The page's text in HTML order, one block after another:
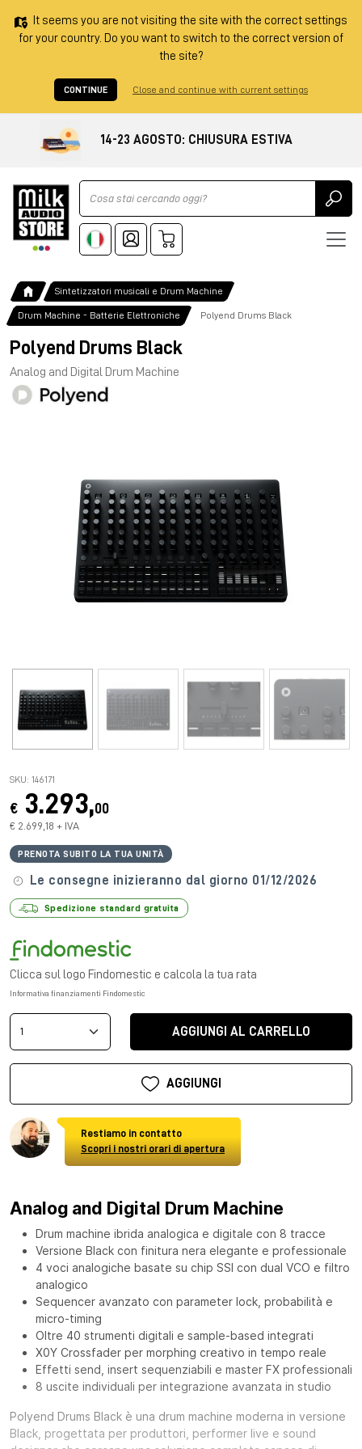
It seems you are not visiting the site with the correct settings
for your country. Do you want to switch to the correct version of
the site?
CONTINUE Close and continue with current settings
14-23 AGOSTO: CHIUSURA ESTIVA
Ricerca
Sintetizzatori musicali e Drum Machine
Drum Machine - Batterie Elettroniche Polyend Drums Black
Polyend Drums Black
Analog and Digital Drum Machine
SKU: 146171
€ 3.293,00
€ 2.699,18 + IVA
PRENOTA SUBITO LA TUA UNITÀ
Le consegne inizieranno dal giorno 01/12/2026
Spedizione standard gratuita
Clicca sul logo Findomestic e calcola la tua rata
Informativa finanziamenti Findomestic
AGGIUNGI AL CARRELLO
AGGIUNGI
Restiamo in contatto
Scopri i nostri orari di apertura
Analog and Digital Drum Machine
Drum machine ibrida analogica e digitale con 8 tracce
Versione Black con finitura nera elegante e professionale
4 voci analogiche basate su chip SSI con dual VCO e filtro
analogico
Sequencer avanzato con parameter lock, probabilità e
micro-timing
Oltre 40 strumenti digitali e sample-based integrati
X0Y Crossfader per morphing creativo in tempo reale
Effetti send, insert sequenziabili e master FX professionali
8 uscite individuali per integrazione avanzata in studio
Polyend Drums Black è una drum machine moderna in versione
Black, progettata per produttori, performer live e sound